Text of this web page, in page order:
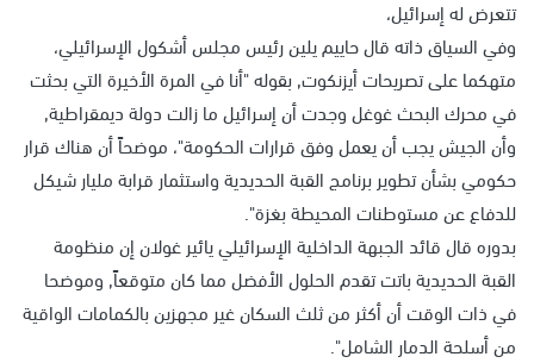
تتعرض له إسرائيل،
وفي السياق ذاته قال حاييم يلين رئيس مجلس أشكول الإسرائيلي،
متهكما على تصريحات أيزنكوت, بقوله "أنا في المرة الأخيرة التي بحثت
في محرك البحث غوغل وجدت أن إسرائيل ما زالت دولة ديمقراطية,
وأن الجيش يجب أن يعمل وفق قرارات الحكومة"، موضحاً أن هناك قرار
حكومي بشأن تطوير برنامج القبة الحديدية واستثمار قرابة مليار شيكل
للدفاع عن مستوطنات المحيطة بغزة".
بدوره قال قائد الجبهة الداخلية الإسرائيلي يائير غولان إن منظومة
القبة الحديدية باتت تقدم الحلول الأفضل مما كان متوقعاً, وموضحا
في ذات الوقت أن أكثر من ثلث السكان غير مجهزين بالكمامات الواقية
من أسلحة الدمار الشامل".